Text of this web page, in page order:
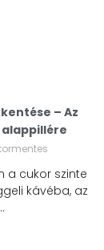
– Az
a cukor szinte
kávéba, az
életmód